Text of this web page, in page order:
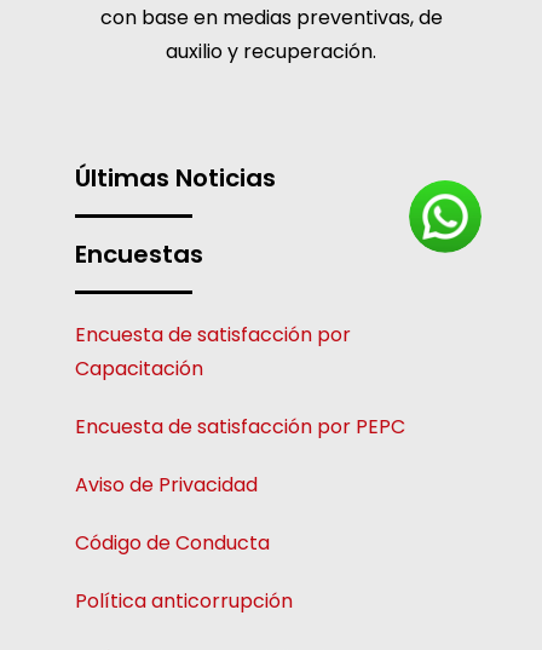
con base en medias preventivas, de
auxilio y recuperación.
Últimas Noticias
Encuestas
Encuesta de satisfacción por
Capacitación
Encuesta de satisfacción por PEPC
Aviso de Privacidad
Código de Conducta
Política anticorrupción